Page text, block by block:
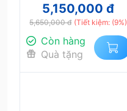
5,150,000 đ
5,650,000 đ (Tiết kiệm: (9%)
Còn hàng
Quà tặng